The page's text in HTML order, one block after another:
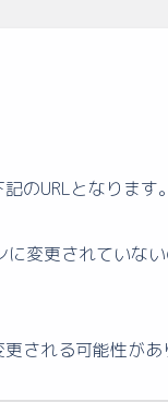
のURLとなります。
変更されていな
される可能性があ